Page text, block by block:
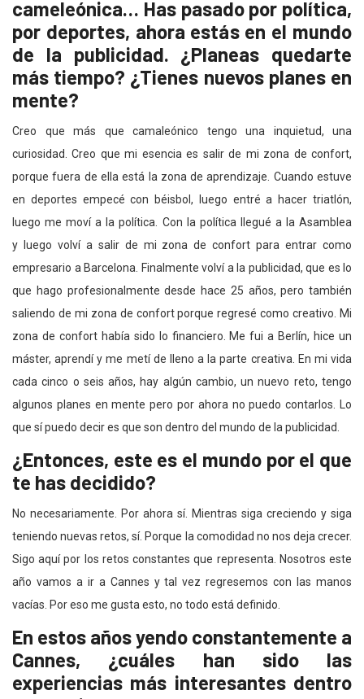
cameleónica… Has pasado por política,
por deportes, ahora estás en el mundo
de la publicidad. ¿Planeas quedarte
más tiempo? ¿Tienes nuevos planes en
mente?
Creo que más que camaleónico tengo una inquietud, una
curiosidad. Creo que mi esencia es salir de mi zona de confort,
porque fuera de ella está la zona de aprendizaje. Cuando estuve
en deportes empecé con béisbol, luego entré a hacer triatlón,
luego me moví a la política. Con la política llegué a la Asamblea
y luego volví a salir de mi zona de confort para entrar como
empresario a Barcelona. Finalmente volví a la publicidad, que es lo
que hago profesionalmente desde hace 25 años, pero también
saliendo de mi zona de confort porque regresé como creativo. Mi
zona de confort había sido lo financiero. Me fui a Berlín, hice un
máster, aprendí y me metí de lleno a la parte creativa. En mi vida
cada cinco o seis años, hay algún cambio, un nuevo reto, tengo
algunos planes en mente pero por ahora no puedo contarlos. Lo
que sí puedo decir es que son dentro del mundo de la publicidad.
¿Entonces, este es el mundo por el que
te has decidido?
No necesariamente. Por ahora sí. Mientras siga creciendo y siga
teniendo nuevas retos, sí. Porque la comodidad no nos deja crecer.
Sigo aquí por los retos constantes que representa. Nosotros este
año vamos a ir a Cannes y tal vez regresemos con las manos
vacías. Por eso me gusta esto, no todo está definido.
En estos años yendo constantemente a
Cannes, ¿cuáles han sido las
experiencias más interesantes dentro